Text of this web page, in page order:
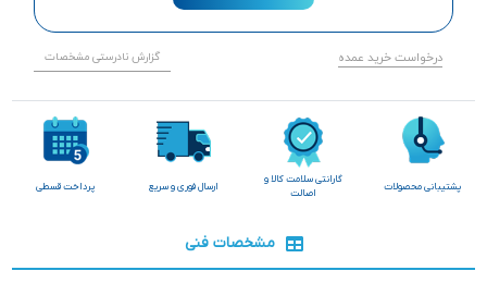
درخواست خرید عمده گزارش نادرستی مشخصات
پشتیبانی محصولات
گارانتی سلامت کالا و
اصالت
ارسال فوری و سریع پرداخت قسطی
مشخصات فنی